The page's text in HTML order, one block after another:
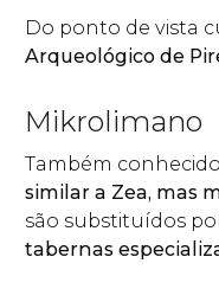
Do ponto de vista
Arqueológico de
Mikrolimano
Também
similar a Zea, mas
são substituídos
tabernas